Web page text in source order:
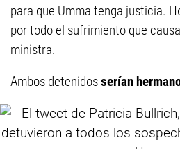
para que Umma tenga justicia.
por todo el sufrimiento que
ministra.
Ambos detenidosserían